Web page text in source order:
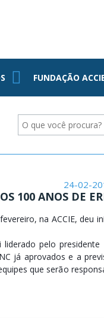
FUNDAÇÃO
24-02-
100 ANOS DE
na ACCIE, deu
pelo
já aprovados e a
que serão